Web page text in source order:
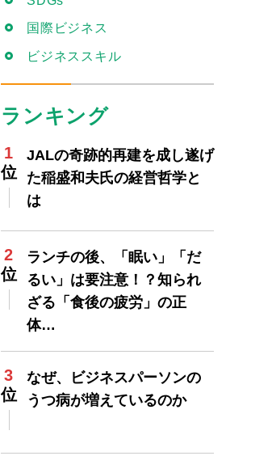
国際ビジネス
ビジネススキル
ランキング
JALの奇跡的再建を成し遂げ
た稲盛和夫氏の経営哲学と
は
ランチの後、「眠い」「だ
るい」は要注意！？知られ
ざる「食後の疲労」の正
体…
なぜ、ビジネスパーソンの
うつ病が増えているのか